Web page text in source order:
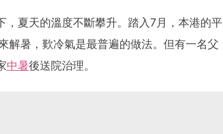
，夏天的溫度不斷攀升。踏入7月，本港的平
解暑，歎冷氣是最普遍的做法。但有一名父
中暑後送院治理。